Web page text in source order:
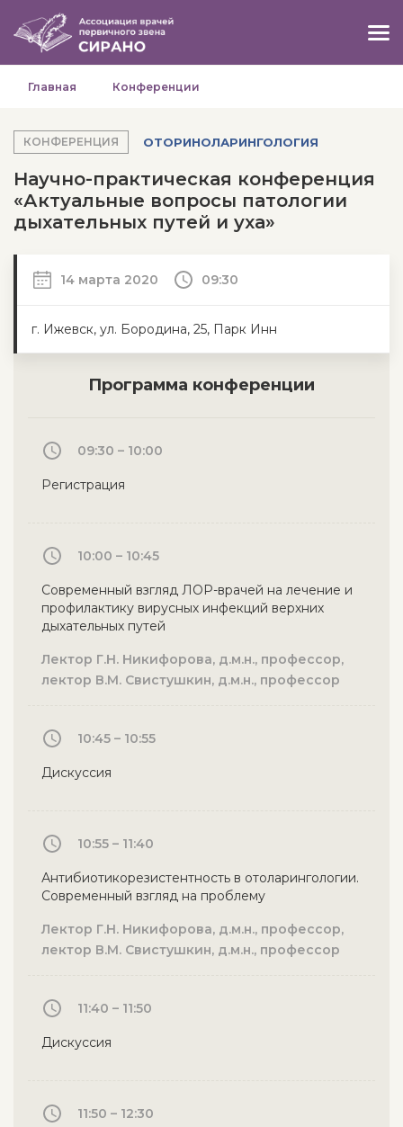
Главная Конференции
КОНФЕРЕНЦИЯ ОТОРИНОЛАРИНГОЛОГИЯ
Научно-практическая конференция
«Актуальные вопросы патологии
дыхательных путей и уха»
14 марта 2020 09:30
г. Ижевск, ул. Бородина, 25, Парк Инн
Программа конференции
09:30 – 10:00
Регистрация
10:00 – 10:45
Современный взгляд ЛОР-врачей на лечение и
профилактику вирусных инфекций верхних
дыхательных путей
Лектор Г.Н. Никифорова, д.м.н., профессор,
лектор В.М. Свистушкин, д.м.н., профессор
10:45 – 10:55
Дискуссия
10:55 – 11:40
Антибиотикорезистентность в отоларингологии.
Современный взгляд на проблему
Лектор Г.Н. Никифорова, д.м.н., профессор,
лектор В.М. Свистушкин, д.м.н., профессор
11:40 – 11:50
Дискуссия
11:50 – 12:30